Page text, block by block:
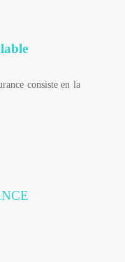
consiste en la